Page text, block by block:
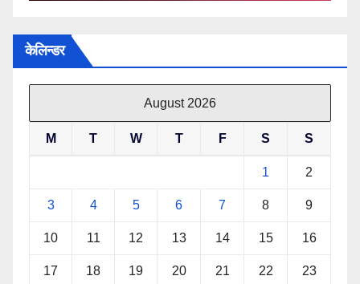
केलिन्डर
August 2026
M T W T F S S
1 2
3 4 5 6 7 8 9
10 11 12 13 14 15 16
17 18 19 20 21 22 23